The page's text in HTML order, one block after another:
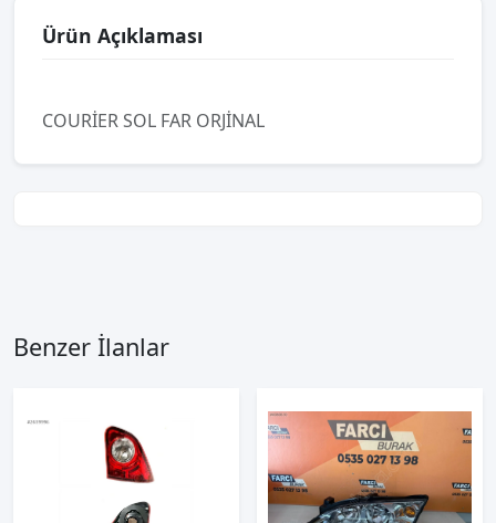
Ürün Açıklaması
COURİER SOL FAR ORJİNAL
Benzer İlanlar